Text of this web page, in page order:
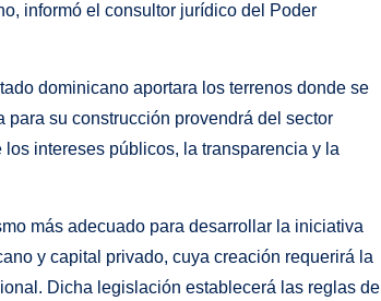
informó el consultor jurídico del Poder
dominicano aportara los terrenos donde se
su construcción provendrá del sector
intereses públicos, la transparencia y la
más adecuado para desarrollar la iniciativa
y capital privado, cuya creación requerirá la
Dicha legislación establecerá las reglas de